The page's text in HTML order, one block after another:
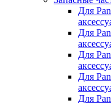
Для
Для
Для
Для
Для